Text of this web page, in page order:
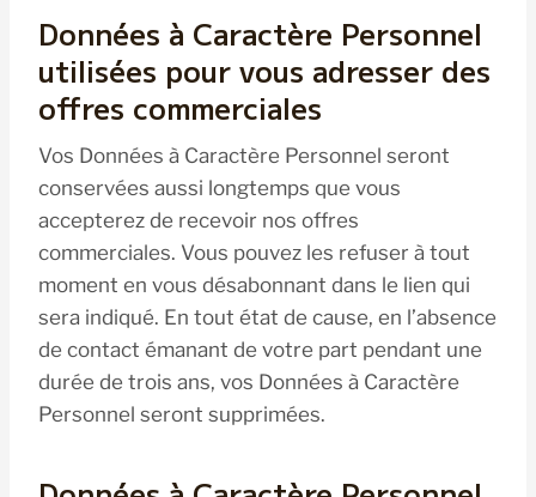
Données à Caractère Personnel
utilisées pour vous adresser des
offres commerciales
Vos Données à Caractère Personnel seront
conservées aussi longtemps que vous
accepterez de recevoir nos offres
commerciales. Vous pouvez les refuser à tout
moment en vous désabonnant dans le lien qui
sera indiqué. En tout état de cause, en l’absence
de contact émanant de votre part pendant une
durée de trois ans, vos Données à Caractère
Personnel seront supprimées.